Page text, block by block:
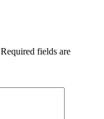
Required fields are